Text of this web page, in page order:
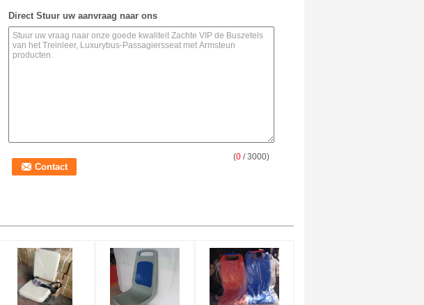
Direct Stuur uw aanvraag naar ons
(0 / 3000)